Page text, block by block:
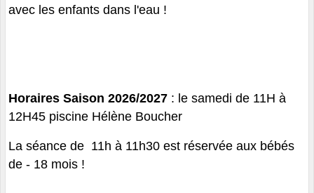
avec les enfants dans l'eau !
Horaires Saison 2026/2027 : le samedi de 11H à
12H45 piscine Hélène Boucher
La séance de 11h à 11h30 est réservée aux bébés
de - 18 mois !